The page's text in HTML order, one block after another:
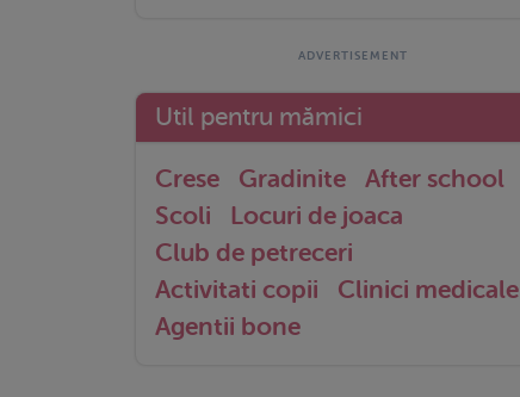
Util pentru mămici
Crese Gradinite
After school
Scoli
Locuri de joaca
Club de petreceri
Activitati copii
Clinici medicale
Agentii bone